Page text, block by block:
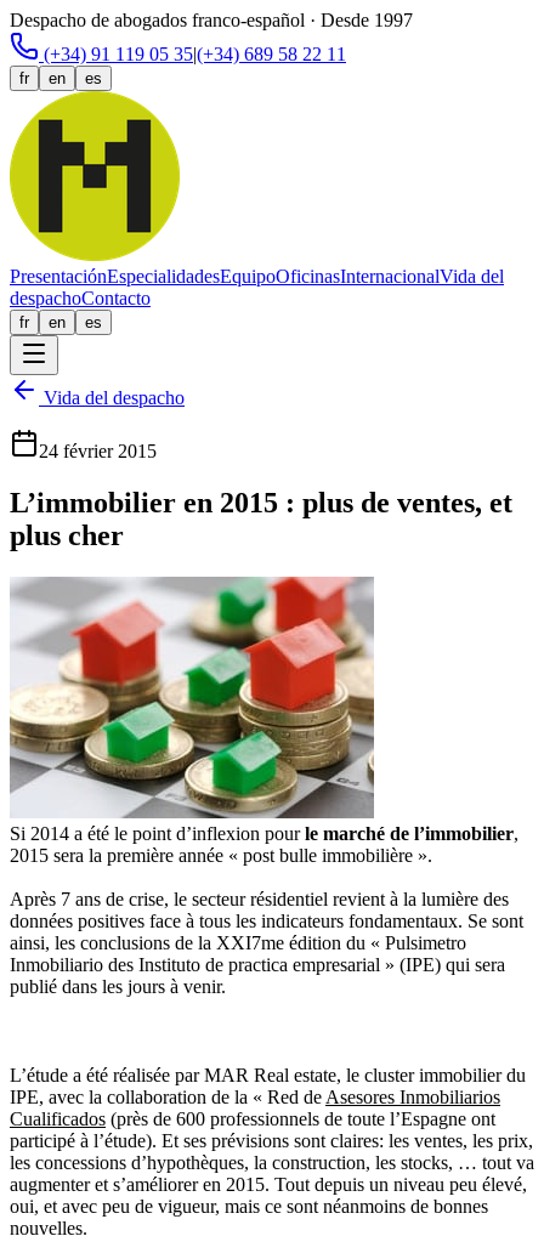
Despacho de abogados franco-español · Desde 1997
(+34) 91 119 05 35|(+34) 689 58 22 11
fr en es
PresentaciónEspecialidadesEquipoOficinasInternacionalVida del
despachoContacto
fr en es
Vida del despacho
24 février 2015
L’immobilier en 2015 : plus de ventes, et
plus cher
Si 2014 a été le point d’inflexion pourle marché de l’immobilier,
2015 sera la première année « post bulle immobilière ».
Après 7 ans de crise, le secteur résidentiel revient à la lumière des
données positives face à tous les indicateurs fondamentaux. Se sont
ainsi, les conclusions de la XXI7me édition du « Pulsimetro
Inmobiliario des Instituto de practica empresarial » (IPE) qui sera
publié dans les jours à venir.
L’étude a été réalisée par MAR Real estate, le cluster immobilier du
IPE, avec la collaboration de la « Red de Asesores Inmobiliarios
Cualificados (près de 600 professionnels de toute l’Espagne ont
participé à l’étude). Et ses prévisions sont claires: les ventes, les prix,
les concessions d’hypothèques, la construction, les stocks, … tout va
augmenter et s’améliorer en 2015. Tout depuis un niveau peu élevé,
oui, et avec peu de vigueur, mais ce sont néanmoins de bonnes
nouvelles.